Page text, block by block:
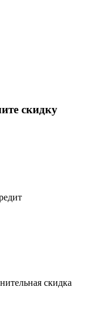
скидку
скидка